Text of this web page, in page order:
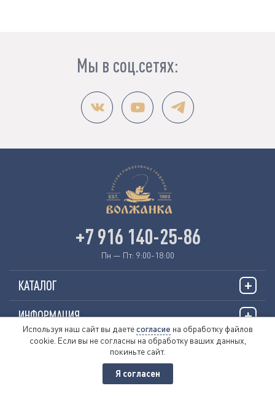
Мы в соц.сетях:
КАТАЛОГ
ИНФОРМАЦИЯ
О НАС
+7 916 140-25-86
Пн — Пт: 9:00-18:00
© 2026 «VOLZHANKAFISHING.RU»
Используя наш сайт вы даетесогласие на обработку файлов
cookie. Если вы не согласны на обработку ваших данных,
покиньте сайт.
Я согласен